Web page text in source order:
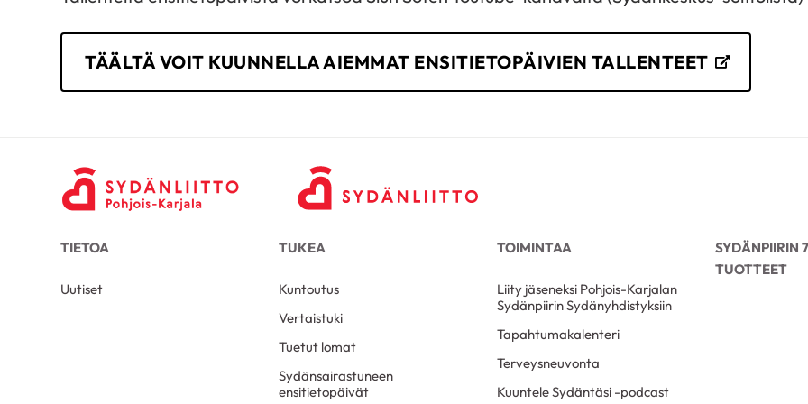
TÄÄLTÄ VOIT KUUNNELLA AIEMMAT ENSITIETOPÄIVIEN TALLENTEET
TIETOA
Uutiset
TUKEA
Kuntoutus
Vertaistuki
Tuetut lomat
Sydänsairastuneen
ensitietopäivät
TOIMINTAA
Liity jäseneksi Pohjois-Karjalan
Sydänpiirin Sydänyhdistyksiin
Tapahtumakalenteri
Terveysneuvonta
Kuuntele Sydäntäsi -podcast
SYDÄNPIIRIN
TUOTTEET